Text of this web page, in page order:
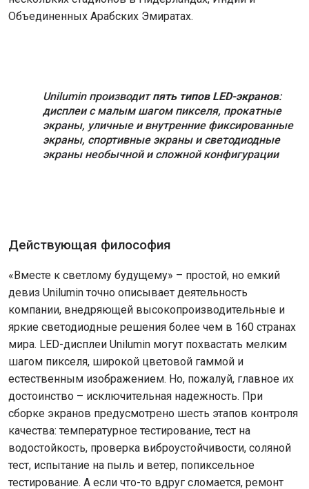
Объединенных Арабских Эмиратах.
Unilumin производитпять типов LED-экранов:
дисплеи с малым шагом пикселя, прокатные
экраны, уличные и внутренние фиксированные
экраны, спортивные экраны и светодиодные
экраны необычной и сложной конфигурации
Действующая философия
«Вместе к светлому будущему» – простой, но емкий
девиз Unilumin точно описывает деятельность
компании, внедряющей высокопроизводительные и
яркие светодиодные решения более чем в 160 странах
мира. LED-дисплеи Unilumin могут похвастать мелким
шагом пикселя, широкой цветовой гаммой и
естественным изображением. Но, пожалуй, главное их
достоинство – исключительная надежность. При
сборке экранов предусмотрено шесть этапов контроля
качества: температурное тестирование, тест на
водостойкость, проверка виброустойчивости, соляной
тест, испытание на пыль и ветер, попиксельное
тестирование. А если что-то вдруг сломается, ремонт